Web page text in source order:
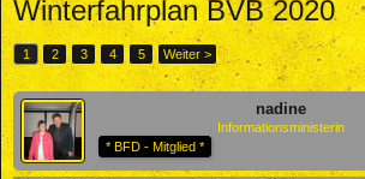
Winterfahrplan BVB 2020
1 2 3 4 5 Weiter >
nadine
Informationsministerin
* BFD - Mitglied *